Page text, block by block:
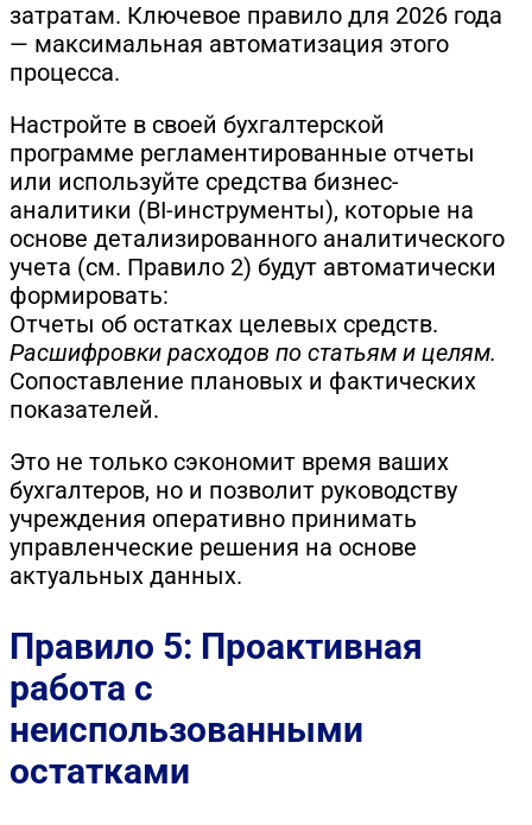
затратам. Ключевое правило для 2026 года
— максимальная автоматизация этого
процесса.
Настройте в своей бухгалтерской
программе регламентированные отчеты
или используйте средства бизнес-
аналитики (BI-инструменты), которые на
основе детализированного аналитического
учета (см. Правило 2) будут автоматически
формировать:
Отчеты об остатках целевых средств.
Расшифровки расходов по статьям и целям.
Сопоставление плановых и фактических
показателей.
Это не только сэкономит время ваших
бухгалтеров, но и позволит руководству
учреждения оперативно принимать
управленческие решения на основе
актуальных данных.
Правило 5: Проактивная
работа с
неиспользованными
остатками